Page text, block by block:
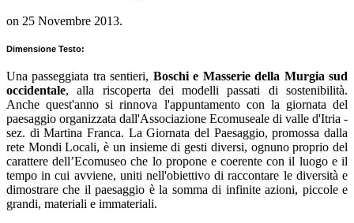
on 25 Novembre 2013.
Dimensione Testo:
Una passeggiata tra sentieri, Boschi e Masserie della Murgia sud
occidentale, alla riscoperta dei modelli passati di sostenibilità.
Anche quest'anno si rinnova l'appuntamento con la giornata del
paesaggio organizzata dall'Associazione Ecomuseale di valle d'Itria -
sez. di Martina Franca. La Giornata del Paesaggio, promossa dalla
rete Mondi Locali, è un insieme di gesti diversi, ognuno proprio del
carattere dell’Ecomuseo che lo propone e coerente con il luogo e il
tempo in cui avviene, uniti nell'obiettivo di raccontare le diversità e
dimostrare che il paesaggio è la somma di infinite azioni, piccole e
grandi, materiali e immateriali.